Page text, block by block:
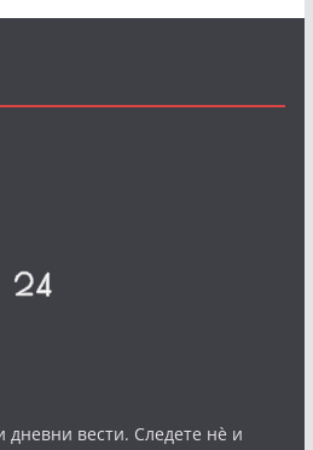
дневни вести. Следете нè и